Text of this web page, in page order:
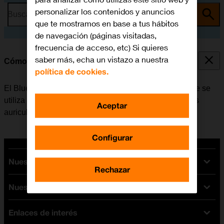
Busca por problema o tema
Cómo vincular un dispositivo Bluetooth a la tablet
El Bluetooth es una forma de conexión inalámbrica que se
utiliza para establecer conexión con, por ejemplo, unos
auriculares inalámbricos o un teclado.
Nuestras tarifas
Tarifas Orange
Tarifas fibra y móvil
Tarifas móviles
Nuestros dispositivos
Ofertas en móviles
Enlaces de interés
personalizar los contenidos y anuncios
que te mostramos en base a tus hábitos
de navegación (páginas visitadas,
frecuencia de acceso, etc) Si quieres
saber más, echa un vistazo a nuestra
política de cookies.
Configurar
Rechazar
Aceptar